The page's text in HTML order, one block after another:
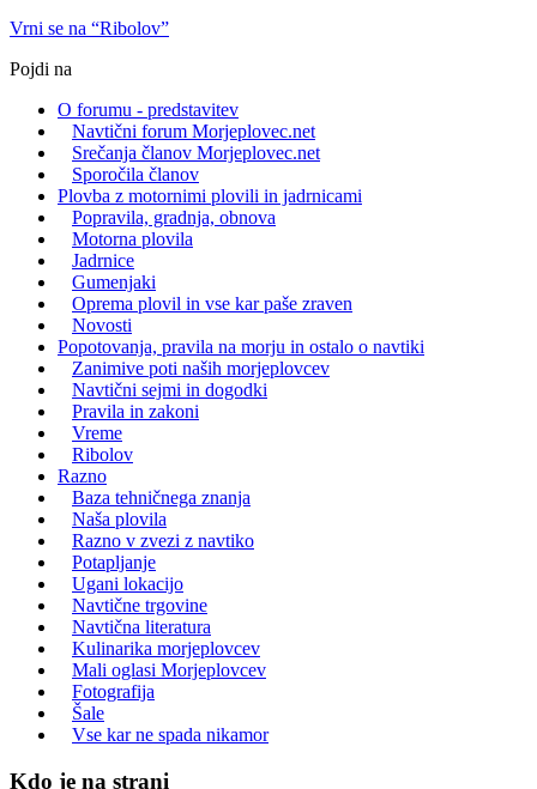
Vrni se na “Ribolov”
Pojdi na
O forumu - predstavitev
Navtični forum Morjeplovec.net
Srečanja članov Morjeplovec.net
Sporočila članov
Plovba z motornimi plovili in jadrnicami
Popravila, gradnja, obnova
Motorna plovila
Jadrnice
Gumenjaki
Oprema plovil in vse kar paše zraven
Novosti
Popotovanja, pravila na morju in ostalo o navtiki
Zanimive poti naših morjeplovcev
Navtični sejmi in dogodki
Pravila in zakoni
Vreme
Ribolov
Razno
Baza tehničnega znanja
Naša plovila
Razno v zvezi z navtiko
Potapljanje
Ugani lokacijo
Navtične trgovine
Navtična literatura
Kulinarika morjeplovcev
Mali oglasi Morjeplovcev
Fotografija
Šale
Vse kar ne spada nikamor
Kdo je na strani